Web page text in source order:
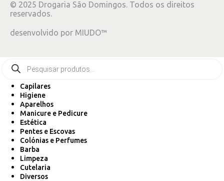
© 2025 Drogaria São Domingos. Todos os direitos
reservados.
desenvolvido por MIUDO™
Capilares
Higiene
Aparelhos
Manicure e Pedicure
Estética
Pentes e Escovas
Colónias e Perfumes
Barba
Limpeza
Cutelaria
Diversos